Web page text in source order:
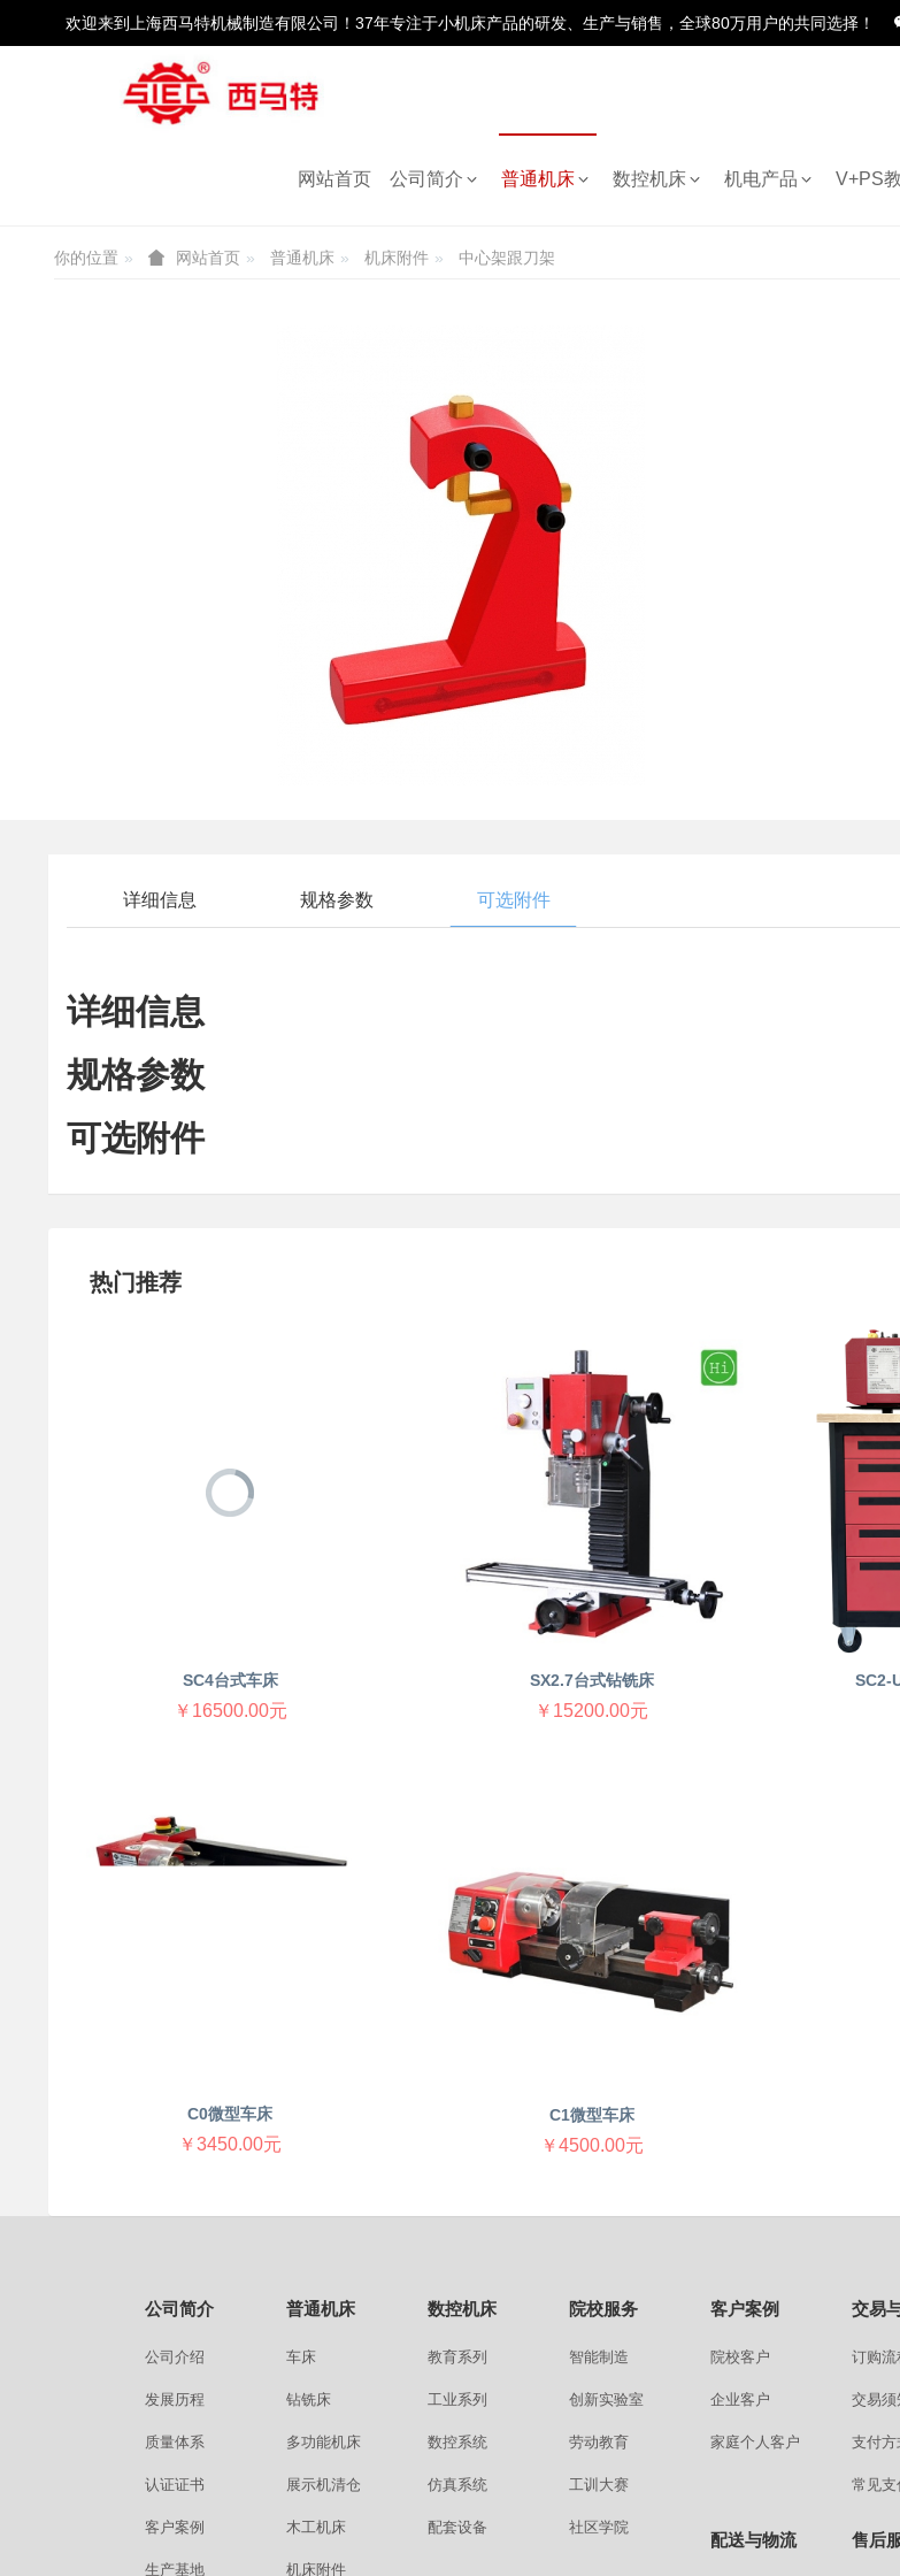
欢迎来到上海西马特机械制造有限公司！37年专注于小机床产品的研发、生产与销售，全球80万用户的共同选择！
网站首页 公司简介 普通机床 数控机床 机电产品 V+PS
机床附件 中心架跟刀架
你的位置 网站首页 普通机床 机床附件 中心架跟刀架
详细信息 规格参数 可选附件
详细信息
规格参数
可选附件
热门推荐
SC4台式车床
￥16500.00元
SX2.7台式钻铣床
￥15200.00元
SC2-
C0微型车床
￥3450.00元
C1微型车床
￥4500.00元
公司简介
公司介绍
发展历程
质量体系
认证证书
客户案例
生产基地
普通机床
车床
钻铣床
多功能机床
展示机清仓
木工机床
机床附件
数控机床
教育系列
工业系列
数控系统
仿真系统
配套设备
院校服务
智能制造
创新实验室
劳动教育
工训大赛
社区学院
客户案例
院校客户
企业客户
家庭个人客户
交易
订购流
交易须
支付方
常见支
配送与物流 售后